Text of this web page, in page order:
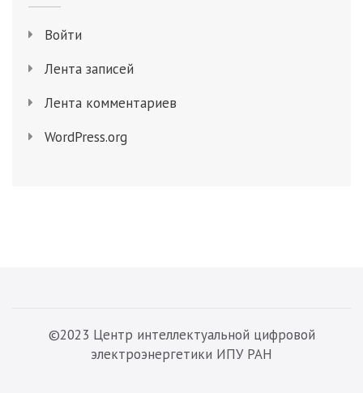
Войти
Лента записей
Лента комментариев
WordPress.org
©2023 Центр интеллектуальной цифровой
электроэнергетики ИПУ РАН